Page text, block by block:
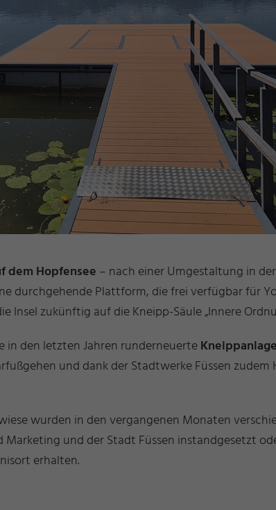
dem Hopfensee – nach einer Umgestaltung in
durchgehende Plattform, die frei verfügbar für
zukünftig auf die Kneipp-Säule „Innere
in den letzten Jahren runderneuerte
und dank der Stadtwerke Füssen
wurden in den vergangenen Monaten
und der Stadt Füssen instandgesetzt
erhalten.